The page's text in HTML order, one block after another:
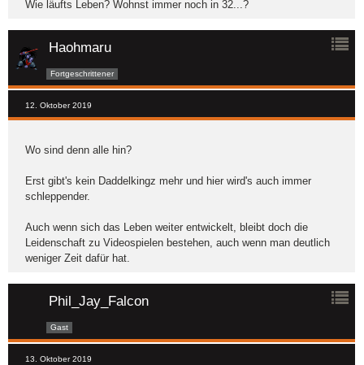
Wie läufts Leben? Wohnst immer noch in 32...?
Haohmaru
Fortgeschrittener
12. Oktober 2019
Wo sind denn alle hin?
Erst gibt's kein Daddelkingz mehr und hier wird's auch immer
schleppender.
Auch wenn sich das Leben weiter entwickelt, bleibt doch die
Leidenschaft zu Videospielen bestehen, auch wenn man deutlich
weniger Zeit dafür hat.
Phil_Jay_Falcon
Gast
13. Oktober 2019